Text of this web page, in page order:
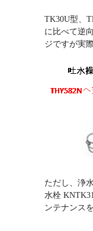
TK30U型、
に比べて逆
ジですが実
ただし、浄
水栓
ンテナンス